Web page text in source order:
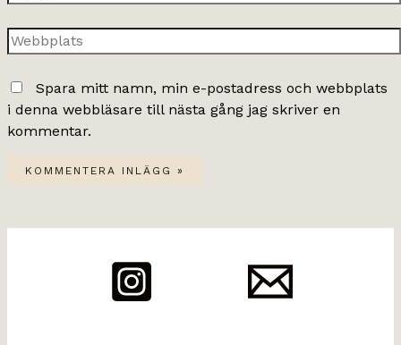
post*
Webbplats
Spara mitt namn, min e-postadress och webbplats
i denna webbläsare till nästa gång jag skriver en
kommentar.